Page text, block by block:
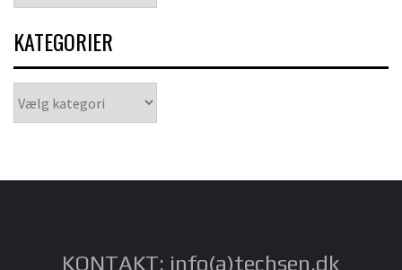
KATEGORIER
KONTAKT: info(a)techsen.dk